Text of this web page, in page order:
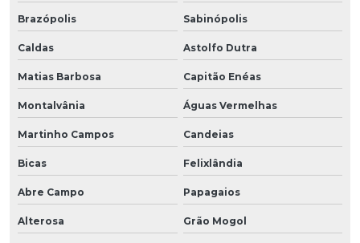
Brazópolis Sabinópolis
Caldas Astolfo Dutra
Matias Barbosa Capitão Enéas
Montalvânia Águas Vermelhas
Martinho Campos Candeias
Bicas Felixlândia
Abre Campo Papagaios
Alterosa Grão Mogol